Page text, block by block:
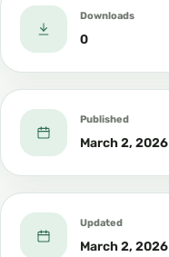
Downloads
0
Published
March 2, 2026
Updated
March 2, 2026